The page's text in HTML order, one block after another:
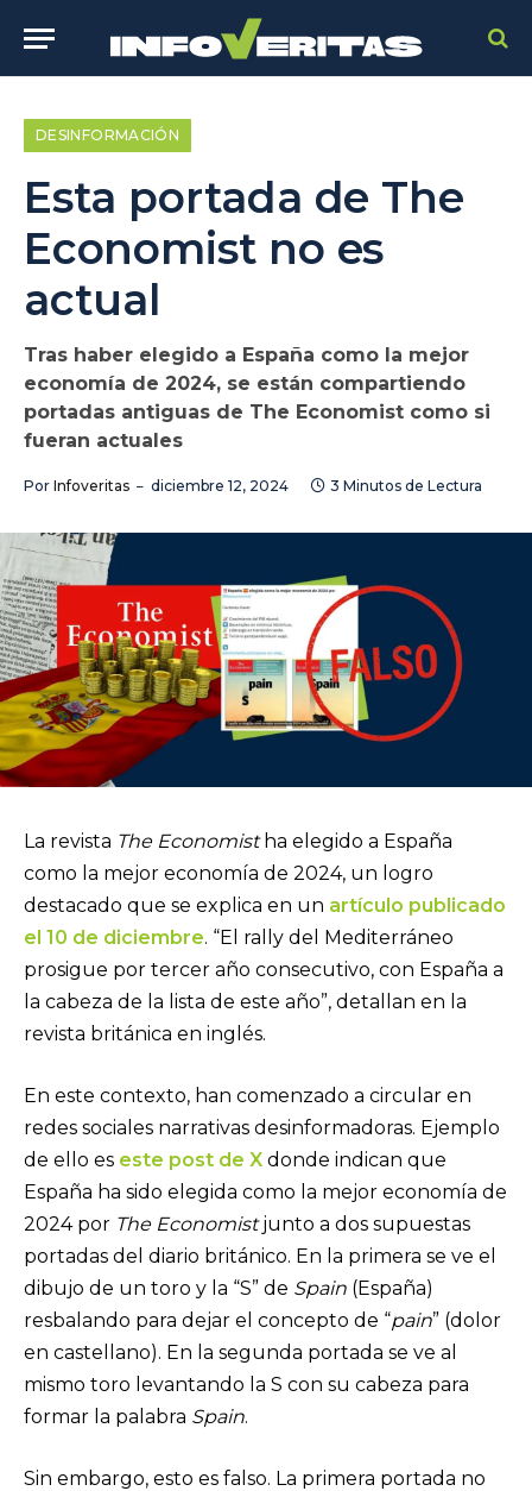
DESINFORMACIÓN
Esta portada de The
Economist no es
actual
Tras haber elegido a España como la mejor
economía de 2024, se están compartiendo
portadas antiguas de The Economist como si
fueran actuales
Por Infoveritas diciembre 12, 2024 3 Minutos de Lectura
La revista The Economist ha elegido a España
como la mejor economía de 2024, un logro
destacado que se explica en un artículo publicado
el 10 de diciembre. “El rally del Mediterráneo
prosigue por tercer año consecutivo, con España a
la cabeza de la lista de este año”, detallan en la
revista británica en inglés.
En este contexto, han comenzado a circular en
redes sociales narrativas desinformadoras. Ejemplo
de ello es este post de X donde indican que
España ha sido elegida como la mejor economía de
2024 por The Economistjunto a dos supuestas
portadas del diario británico. En la primera se ve el
dibujo de un toro y la “S” de Spain (España)
resbalando para dejar el concepto de “pain” (dolor
en castellano). En la segunda portada se ve al
mismo toro levantando la S con su cabeza para
formar la palabra Spain.
Sin embargo, esto es falso. La primera portada no